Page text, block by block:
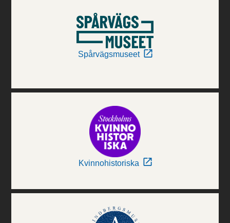
Spårvägsmuseet
Kvinnohistoriska